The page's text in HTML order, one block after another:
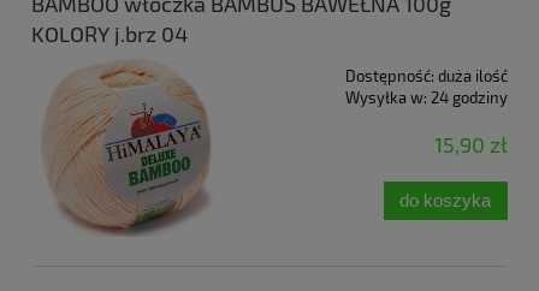
KOLORY j.brz 04
Dostępność: duża ilość
Wysyłka w: 24 godziny
15,90 zł
do koszyka